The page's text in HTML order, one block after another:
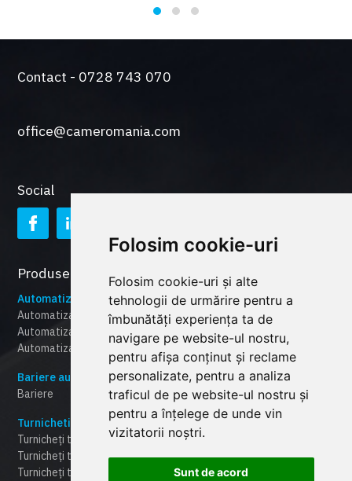
Folosim cookie-uri
Folosim cookie-uri și alte
tehnologii de urmărire pentru a
îmbunătăți experiența ta de
navigare pe website-ul nostru,
pentru afișa conținut și reclame
personalizate, pentru a analiza
traficul de pe website-ul nostru și
pentru a înțelege de unde vin
vizitatorii noștri.
Sunt de acord
Contact - 0728 743 070
office@cameromania.com
Social
Produsele CAME
Automatizare porti
Automatizari porti culisante
Automatizari porti batante
Automatizari pentru usi garaj
Bariere automate
Bariere
Turnicheti
Turnicheți tripod
Turnicheți tip "punte
Turnicheți tip poartă rapidă "speed-gate"